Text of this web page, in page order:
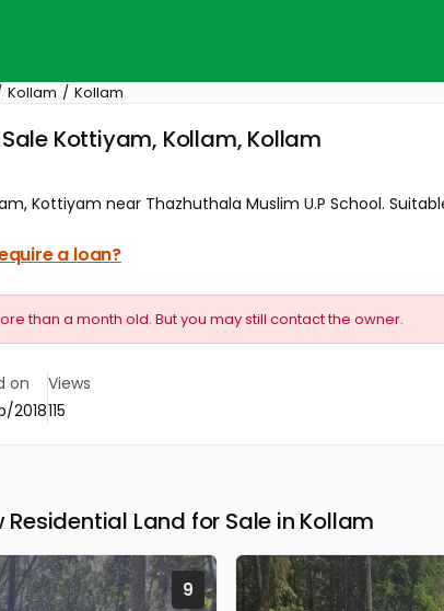
Kollam Kollam
Kottiyam, Kollam, Kollam
Kottiyam near Thazhuthala Muslim U.P School.
a loan?
than a month old. But you may still contact the owner.
on
2018
Views
115
Land for Sale in Kollam
9